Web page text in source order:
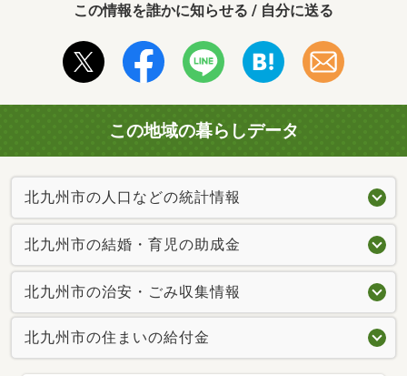
この情報を誰かに知らせる / 自分に送る
この地域の暮らしデータ
北九州市の人口などの統計情報
北九州市の結婚・育児の助成金
北九州市の治安・ごみ収集情報
北九州市の住まいの給付金